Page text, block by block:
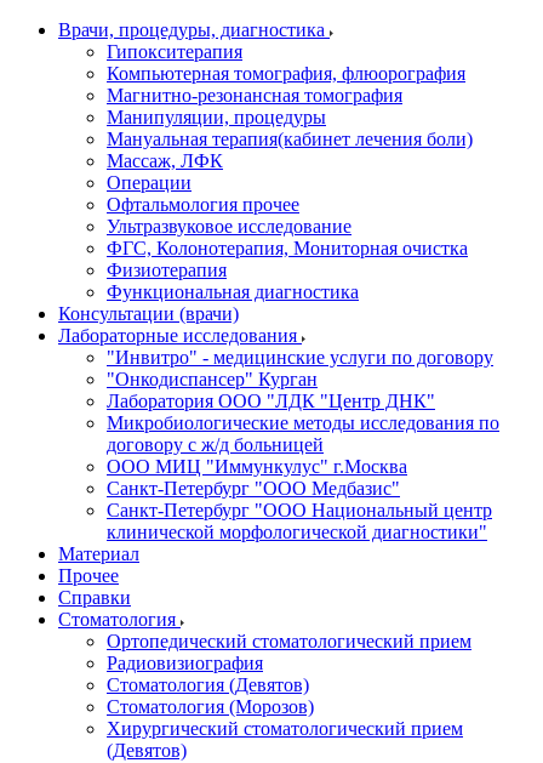
Врачи, процедуры, диагностика
Гипокситерапия
Компьютерная томография, флюорография
Магнитно-резонансная томография
Манипуляции, процедуры
Мануальная терапия(кабинет лечения боли)
Массаж, ЛФК
Операции
Офтальмология прочее
Ультразвуковое исследование
ФГС, Колонотерапия, Мониторная очистка
Физиотерапия
Функциональная диагностика
Консультации (врачи)
Лабораторные исследования
"Инвитро" - медицинские услуги по договору
"Онкодиспансер" Курган
Лаборатория ООО "ЛДК "Центр ДНК"
Микробиологические методы исследования по
договору с ж/д больницей
ООО МИЦ "Иммункулус" г.Москва
Санкт-Петербург "ООО Медбазис"
Санкт-Петербург "ООО Национальный центр
клинической морфологической диагностики"
Материал
Прочее
Справки
Стоматология
Ортопедический стоматологический прием
Радиовизиография
Стоматология (Девятов)
Стоматология (Морозов)
Хирургический стоматологический прием
(Девятов)